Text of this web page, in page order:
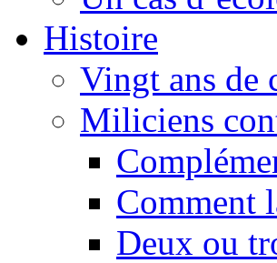
Histoire
Vingt ans de
Miliciens
Comment
Deux ou